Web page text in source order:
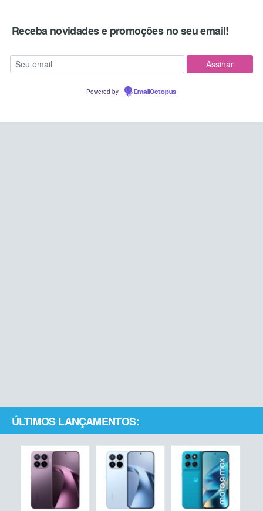
Receba novidades e promoções no seu email!
Powered by EmailOctopus
ÚLTIMOS LANÇAMENTOS: